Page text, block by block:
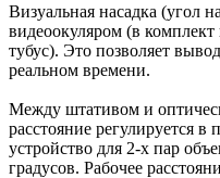
Визуальная насадка (угол
видеоокуляром (в комплект
тубус). Это позволяет
реальном времени.
Между штативом и
расстояние регулируется
устройство для 2-х пар
градусов. Рабочее